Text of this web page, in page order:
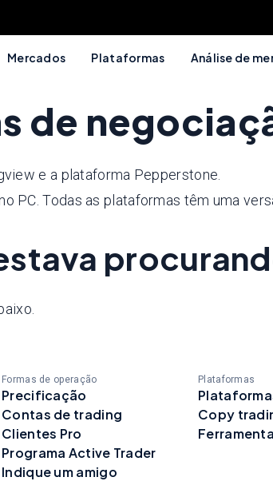
Mercados Plataformas Análise de
de
e a plataforma Pepperstone.
PC. Todas as plataformas têm uma
Formas de operação
Precificação
Contas de trading
Clientes Pro
Programa Active Trader
Indique um amigo
Plataformas
Copy